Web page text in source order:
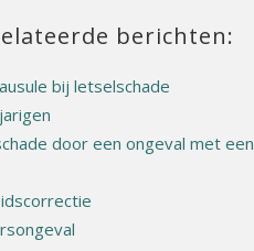
berichten:
bij letselschade
door een ongeval met een